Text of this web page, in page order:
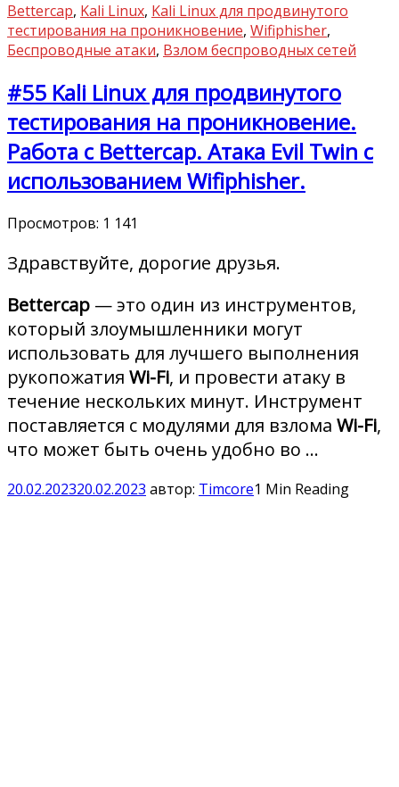
Bettercap, Kali Linux, Kali Linux для продвинутого
тестирования на проникновение, Wifiphisher,
Беспроводные атаки, Взлом беспроводных сетей
#55 Kali Linux для продвинутого
тестирования на проникновение.
Работа с Bettercap. Атака Evil Twin с
использованием Wifiphisher.
Просмотров: 1 141
Здравствуйте, дорогие друзья.
Bettercap — это один из инструментов,
который злоумышленники могут
использовать для лучшего выполнения
рукопожатия Wi-Fi, и провести атаку в
течение нескольких минут. Инструмент
поставляется с модулями для взлома Wi-Fi,
что может быть очень удобно во …
20.02.202320.02.2023 автор: Timcore1 Min Reading